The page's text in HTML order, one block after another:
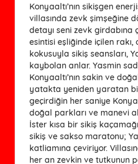
Konyaaltı’nın sikişgen
villasında zevk şimşeğine
detayı seni zevk
esintisi eşliğinde içilen
kokusuyla sikiş seansları,
kaybolan anlar. Yasmin
Konyaaltı’nın sakin ve
yatakta yeniden yaratan
geçirdiğin her saniye
doğal parkları ve manevi
İster kısa bir sikiş
sikiş ve sakso maratonu;
katliamına çeviriyor.
her an zevkin ve tutkunun